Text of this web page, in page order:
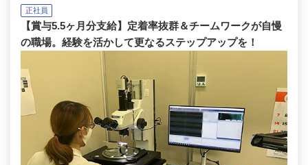
正社員
【賞与5.5ヶ月分支給】定着率抜群＆チームワークが自慢
の職場。経験を活かして更なるステップアップを！